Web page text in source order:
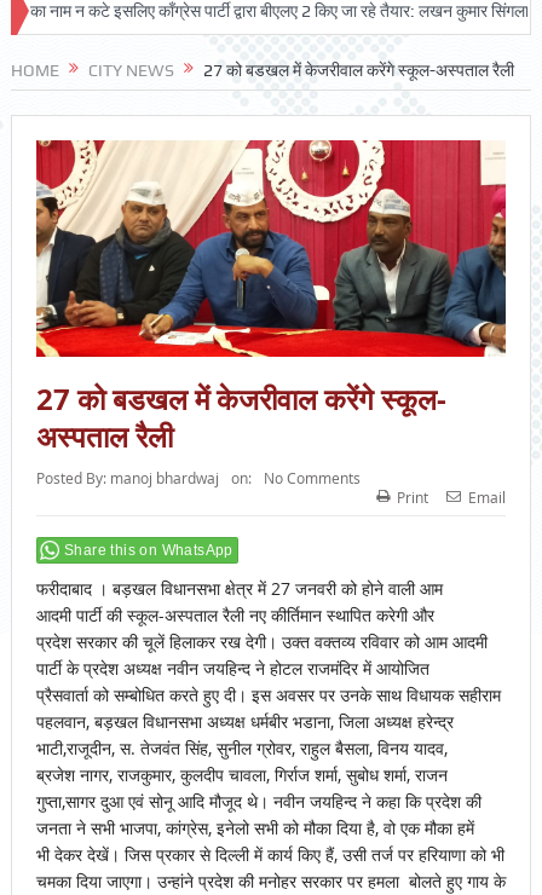
न कटे इसलिए काँग्रेस पार्टी द्वारा बीएलए 2 किए जा रहे तैयार: लखन कुमार सिंगला
HOME CITY NEWS 27 को बडखल में केजरीवाल करेंगे स्कूल-अस्पताल रैली
27 को बडखल में केजरीवाल करेंगे स्कूल-
अस्पताल रैली
Posted By: manoj bhardwaj on:
No Comments
Print
Email
Share this on WhatsApp
फरीदाबाद । बड़खल विधानसभा क्षेत्र में 27 जनवरी को होने वाली आम
आदमी पार्टी की स्कूल-अस्पताल रैली नए कीर्तिमान स्थापित करेगी और
प्रदेश सरकार की चूलें हिलाकर रख देगी। उक्त वक्तव्य रविवार को आम आदमी
पार्टी के प्रदेश अध्यक्ष नवीन जयहिन्द ने होटल राजमंदिर में आयोजित
प्रैसवार्ता को सम्बोधित करते हुए दी। इस अवसर पर उनके साथ विधायक सहीराम
पहलवान, बड़खल विधानसभा अध्यक्ष धर्मबीर भडाना, जिला अध्यक्ष हरेन्द्र
भाटी,राजूदीन, स. तेजवंत सिंह, सुनील ग्रोवर, राहुल बैसला, विनय यादव,
ब्रजेश नागर, राजकुमार, कुलदीप चावला, गिर्राज शर्मा, सुबोध शर्मा, राजन
गुप्ता,सागर दुआ एवं सोनू आदि मौजूद थे। नवीन जयहिन्द ने कहा कि प्रदेश की
जनता ने सभी भाजपा, कांग्रेस, इनेलो सभी को मौका दिया है, वो एक मौका हमें
भी देकर देखें। जिस प्रकार से दिल्ली में कार्य किए हैं, उसी तर्ज पर हरियाणा को भी
चमका दिया जाएगा। उन्हांने प्रदेश की मनोहर सरकार पर हमला बोलते हुए गाय के